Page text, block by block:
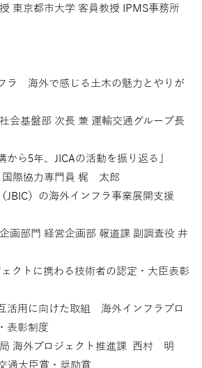
東京都市大学 客員教授 IPMS事務所
ラ 海外で感じる土木の魅力とやりが
会基盤部 次長 兼 運輸交通グループ長
ら5年、JICAの活動を振り返る」
国際協力専門員 梶 太郎
JBIC）の海外インフラ事業展開支援
画部門 経営企画部 報道課 副調査役 井
クトに携わる技術者の認定・大臣表彰
活用に向けた取組 海外インフラプロ
表彰制度
海外プロジェクト推進課 西村 明
通大臣賞・奨励賞